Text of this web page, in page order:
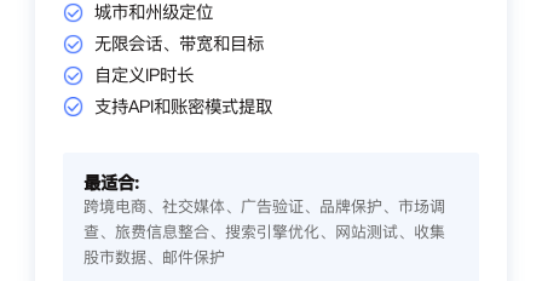
城市和州级定位
无限会话、带宽和目标
自定义IP时长
支持API和账密模式提取
最适合:
跨境电商、社交媒体、广告验证、品牌保护、市场调
查、旅费信息整合、搜索引擎优化、网站测试、收集
股市数据、邮件保护